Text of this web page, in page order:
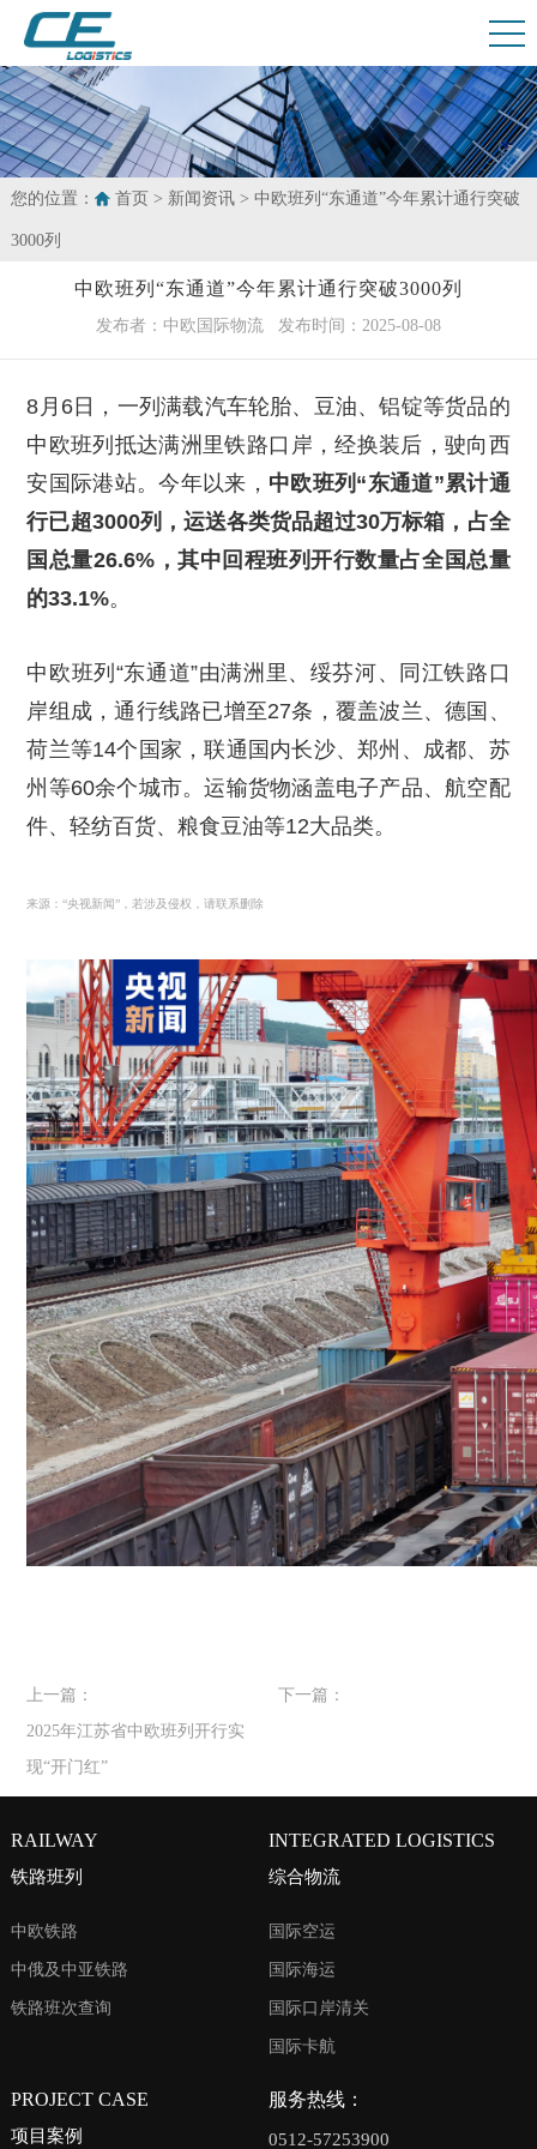
您的位置： 首页 > 新闻资讯> 中欧班列“东通道”今年累计通行突破
3000列
中欧班列“东通道”今年累计通行突破3000列
发布者：中欧国际物流 发布时间：2025-08-08
8月6日，一列满载汽车轮胎、豆油、铝锭等货品的
中欧班列抵达满洲里铁路口岸，经换装后，驶向西
安国际港站。今年以来， 中欧班列“东通道”累计通
行已超3000列，运送各类货品超过30万标箱，占全
国总量26.6%，其中回程班列开行数量占全国总量
的33.1%。
中欧班列“东通道”由满洲里、绥芬河、同江铁路口
岸组成，通行线路已增至27条，覆盖波兰、德国、
荷兰等14个国家，联通国内长沙、郑州、成都、苏
州等60余个城市。运输货物涵盖电子产品、航空配
件、轻纺百货、粮食豆油等12大品类。
来源：“央视新闻”，若涉及侵权，请联系删除
上一篇：
2025年江苏省中欧班列开行实
现“开门红”
下一篇：
RAILWAY
铁路班列
中欧铁路
中俄及中亚铁路
铁路班次查询
INTEGRATED LOGISTICS
综合物流
国际空运
国际海运
国际口岸清关
国际卡航
PROJECT CASE
项目案例
服务热线：
0512-57253900